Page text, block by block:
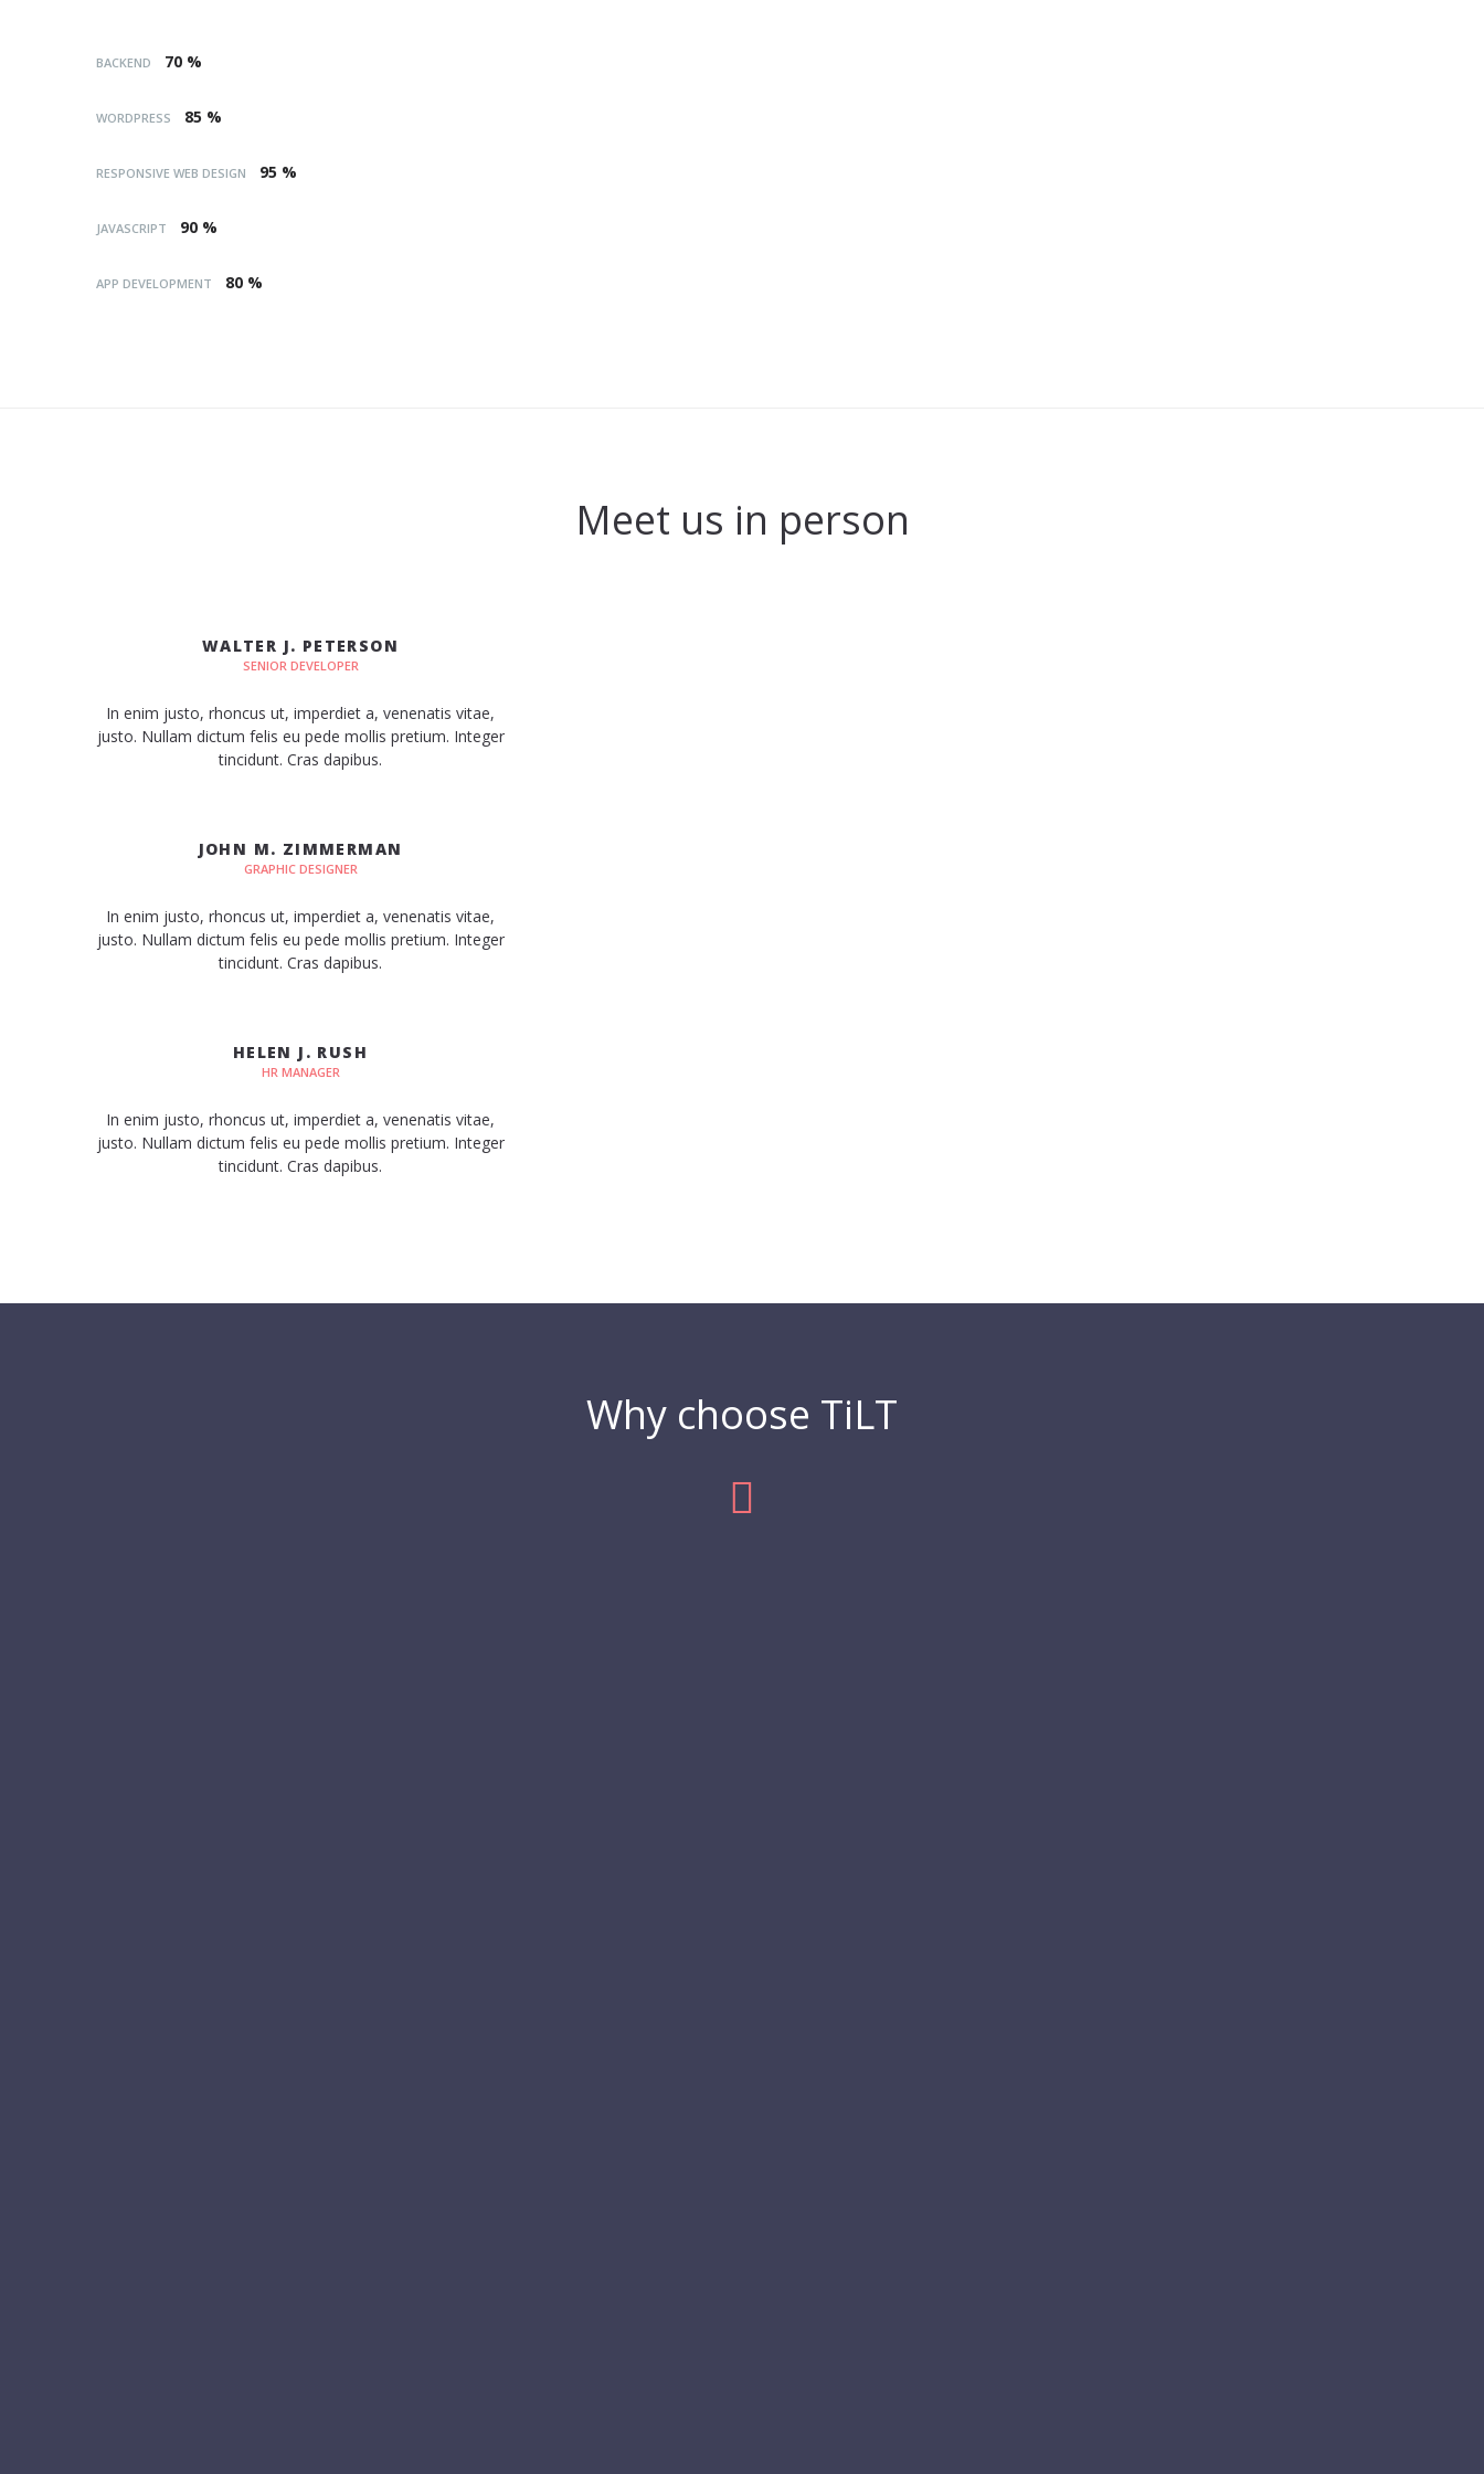
BACKEND 70 %
WORDPRESS 85 %
RESPONSIVE WEB DESIGN 95 %
JAVASCRIPT 90 %
APP DEVELOPMENT 80 %
Meet us in person
WALTER J. PETERSON
SENIOR DEVELOPER
In enim justo, rhoncus ut, imperdiet a, venenatis vitae,
justo. Nullam dictum felis eu pede mollis pretium. Integer
tincidunt. Cras dapibus.
JOHN M. ZIMMERMAN
GRAPHIC DESIGNER
In enim justo, rhoncus ut, imperdiet a, venenatis vitae,
justo. Nullam dictum felis eu pede mollis pretium. Integer
tincidunt. Cras dapibus.
HELEN J. RUSH
HR MANAGER
In enim justo, rhoncus ut, imperdiet a, venenatis vitae,
justo. Nullam dictum felis eu pede mollis pretium. Integer
tincidunt. Cras dapibus.
Why choose TiLT